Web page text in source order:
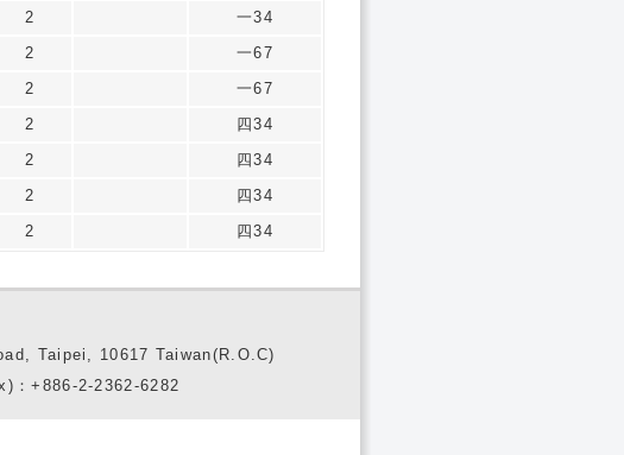
2
一34
2
一67
2
一67
2
四34
2
四34
2
四34
2 四34
Taipei, 10617 Taiwan(R.O.C)
+886-2-2362-6282